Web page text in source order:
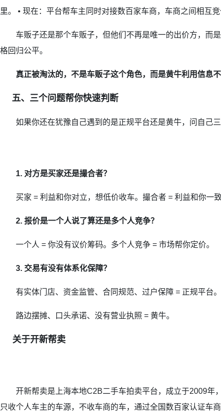
里。 • 现在：平台帮车主同时对接数百家车商，车商之间相互
车贩子还是那个车贩子，但他们不再是唯一的出价方，而是
格回归公平。
真正被淘汰的，不是车贩子这个角色，而是黄牛利用信息
五、三个问题帮你快速判断
如果你还在犹豫自己遇到的是正规平台还是黄牛，问自己
1. 对方是买家还是撮合者？
买家 = 利益和你对立，想低价收车。撮合者 = 利益和你一
2. 报价是一个人说了算还是多个人竞争？
一个人 = 你没有议价筹码。多个人竞争 = 市场帮你定价。
3. 交易有没有体系化保障？
有实体门店、资金监管、合同规范、过户保障 = 正规平台。
路边摆摊、口头承诺、没有营业执照 = 黄牛。
关于开新帮卖
开新帮卖是上海本地C2B二手车拍卖平台，成立于2009年
只收个人车主的车源，不收车商的车，通过全国数百家认证车